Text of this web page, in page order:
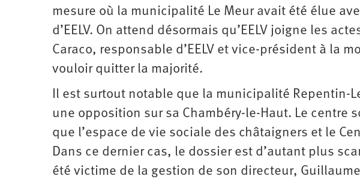
mesure où la municipalité Le Meur avait été élue
d’EELV. On attend désormais qu’EELV joigne les
Caraco, responsable d’EELV et vice-président à la
vouloir quitter la majorité.
Il est surtout notable que la municipalité Repentin-
une opposition sur sa Chambéry-le-Haut. Le centre
que l’espace de vie sociale des châtaigners et le
Dans ce dernier cas, le dossier est d’autant plus
été victime de la gestion de son directeur,